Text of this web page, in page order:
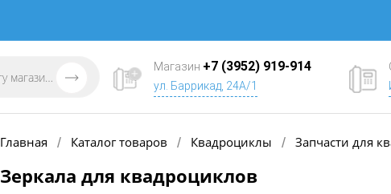
Магазин +7 (3952) 919-914
ул. Баррикад, 24А/1
Главная / Каталог товаров / Квадроциклы / Запчасти для
Зеркала для квадроциклов